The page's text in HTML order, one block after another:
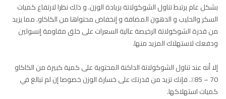
بشكل عام يرتبط تناول الشوكولاتة بزيادة الوزن. و ذلك نظرا لارتفاع كميات
السكر والحليب و الدهون المضافة و إنخفاض محتواها من الكاكاو. مما يزيد
من قدرة الشوكولاتة الرخيصة عالية السعرات على خلق مقاومة إنسولين
ودفعك لاستهلاك المزيد منها.
إلا أنه عند تناول الشوكولاتة الداكنة المحتوية على كمية كبيرة من الكاكاو
70 – 85٪. فإنك تزيد من قدرتك على خسارة الوزن خصوصا إن لم تبالغ في
كميات استهلاكها.